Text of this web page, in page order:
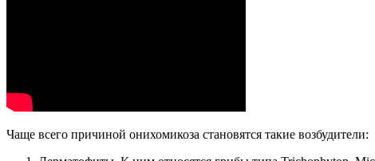
Чаще всего причиной онихомикоза становятся такие возбудители: